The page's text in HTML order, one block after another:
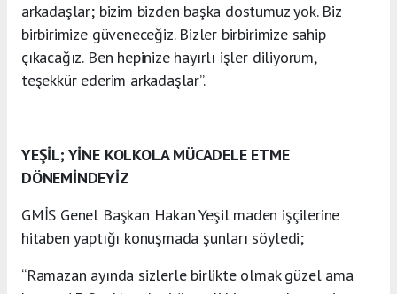
arkadaşlar; bizim bizden başka dostumuz yok. Biz
birbirimize güveneceğiz. Bizler birbirimize sahip
çıkacağız. Ben hepinize hayırlı işler diliyorum,
teşekkür ederim arkadaşlar”.
YEŞİL; YİNE KOLKOLA MÜCADELE ETME
DÖNEMİNDEYİZ
GMİS Genel Başkan Hakan Yeşil maden işçilerine
hitaben yaptığı konuşmada şunları söyledi;
“Ramazan ayında sizlerle birlikte olmak güzel ama